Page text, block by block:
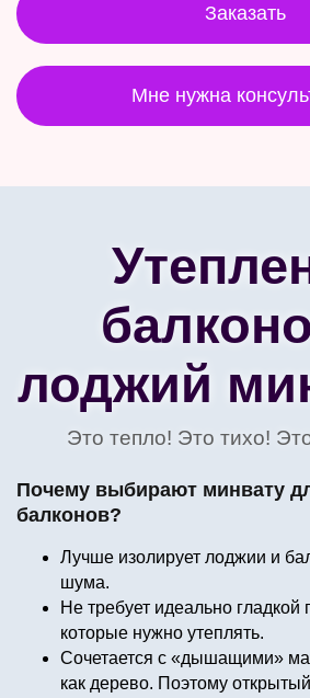
Заказать
Мне нужна
лоджий
Это тепло! Это тихо!
Почему выбирают минвату
балконов?
Лучше изолирует лоджии и
шума.
Не требует идеально гладкой
которые нужно утеплять.
Сочетается с «дышащими»
как дерево. Поэтому